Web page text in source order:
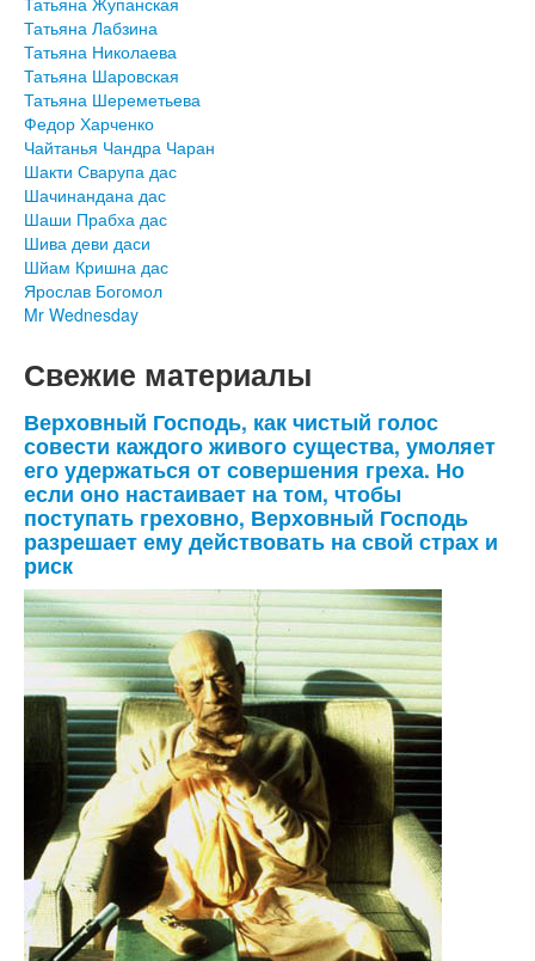
Татьяна Лабзина
Татьяна Николаева
Татьяна Шаровская
Татьяна Шереметьева
Федор Харченко
Чайтанья Чандра Чаран
Шакти Сварупа дас
Шачинандана дас
Шаши Прабха дас
Шива деви даси
Шйам Кришна дас
Ярослав Богомол
Mr Wednesday
Свежие материалы
Верховный Господь, как чистый голос
совести каждого живого существа, умоляет
его удержаться от совершения греха. Но
если оно настаивает на том, чтобы
поступать греховно, Верховный Господь
разрешает ему действовать на свой страх и
риск